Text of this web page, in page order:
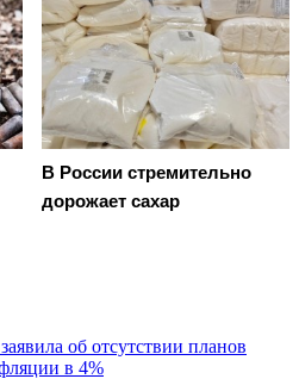
В России стремительно
дорожает сахар
об отсутствии планов
в 4%